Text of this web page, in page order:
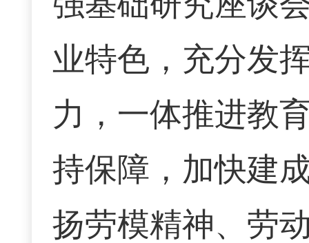
业特色，充分发
力，一体推进教
持保障，加快建
扬劳模精神、劳